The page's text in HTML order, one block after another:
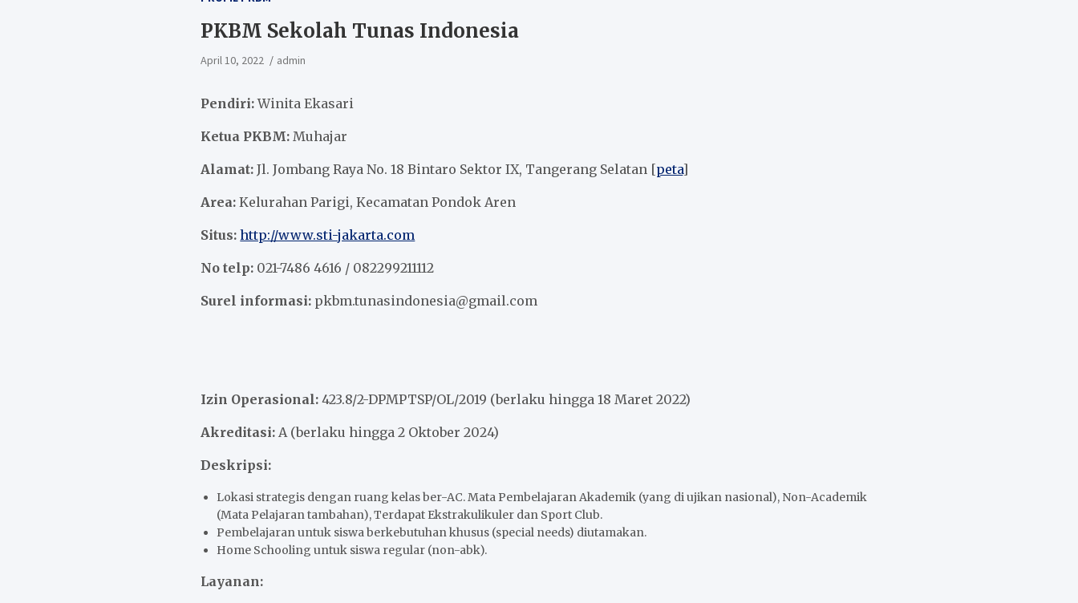
PKBM Sekolah Tunas Indonesia
April 10, 2022 admin
Pendiri:Winita Ekasari
Ketua PKBM: Muhajar
Alamat: Jl. Jombang Raya No. 18 Bintaro Sektor IX, Tangerang Selatan [peta]
Area: Kelurahan Parigi, Kecamatan Pondok Aren
Situs:http://www.sti-jakarta.com
No telp: 021-7486 4616 / 082299211112
Surel informasi: pkbm.tunasindonesia@gmail.com
Izin Operasional: 423.8/2-DPMPTSP/OL/2019 (berlaku hingga 18 Maret 2022)
Akreditasi: A (berlaku hingga 2 Oktober 2024)
Deskripsi:
Lokasi strategis dengan ruang kelas ber-AC. Mata Pembelajaran Akademik (yang di ujikan nasional), Non-Academik
(Mata Pelajaran tambahan), Terdapat Ekstrakulikuler dan Sport Club.
Pembelajaran untuk siswa berkebutuhan khusus (special needs) diutamakan.
Home Schooling untuk siswa regular (non-abk).
Layanan: